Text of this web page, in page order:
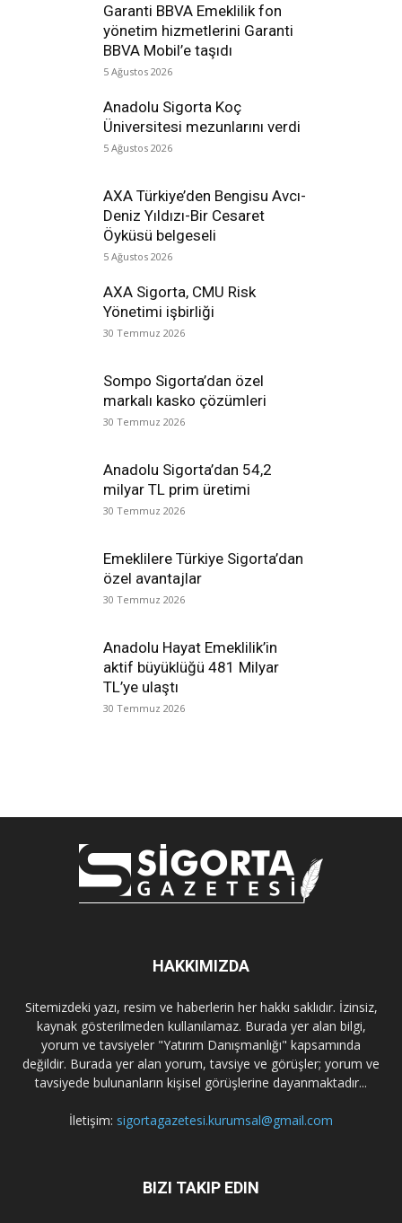
Garanti BBVA Emeklilik fon
yönetim hizmetlerini Garanti
BBVA Mobil’e taşıdı
5 Ağustos 2026
Anadolu Sigorta Koç
Üniversitesi mezunlarını verdi
5 Ağustos 2026
AXA Türkiye’den Bengisu Avcı-
Deniz Yıldızı-Bir Cesaret
Öyküsü belgeseli
5 Ağustos 2026
AXA Sigorta, CMU Risk
Yönetimi işbirliği
30 Temmuz 2026
Sompo Sigorta’dan özel
markalı kasko çözümleri
30 Temmuz 2026
Anadolu Sigorta’dan 54,2
milyar TL prim üretimi
30 Temmuz 2026
Emeklilere Türkiye Sigorta’dan
özel avantajlar
30 Temmuz 2026
Anadolu Hayat Emeklilik’in
aktif büyüklüğü 481 Milyar
TL’ye ulaştı
30 Temmuz 2026
HAKKIMIZDA
Sitemizdeki yazı, resim ve haberlerin her hakkı saklıdır. İzinsiz,
kaynak gösterilmeden kullanılamaz. Burada yer alan bilgi,
yorum ve tavsiyeler "Yatırım Danışmanlığı" kapsamında
değildir. Burada yer alan yorum, tavsiye ve görüşler; yorum ve
tavsiyede bulunanların kişisel görüşlerine dayanmaktadır...
İletişim: sigortagazetesi.kurumsal@gmail.com
BIZI TAKIP EDIN